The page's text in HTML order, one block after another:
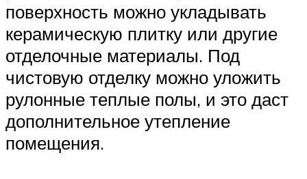
поверхность можно укладывать
керамическую плитку или другие
отделочные материалы. Под
чистовую отделку можно уложить
рулонные теплые полы, и это даст
дополнительное утепление
помещения.